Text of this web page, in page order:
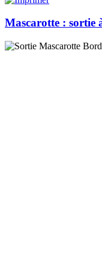
Mascarotte : sortie